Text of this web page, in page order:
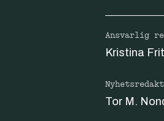
Ansvarlig
Kristina
Tor M.